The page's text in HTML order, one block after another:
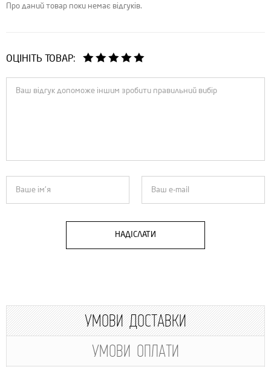
Про даний товар поки немає відгуків.
ОЦІНІТЬ ТОВАР:
НАДІСЛАТИ
УМОВИ ДОСТАВКИ
УМОВИ ОПЛАТИ